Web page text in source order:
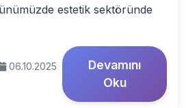
estetik sektöründe
06.10.2025
Devamını
Oku